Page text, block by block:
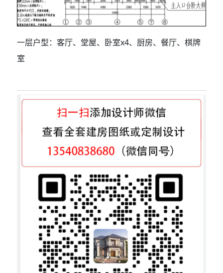
一层户型：客厅、堂屋、卧室x4、厨房、餐厅、棋牌
室